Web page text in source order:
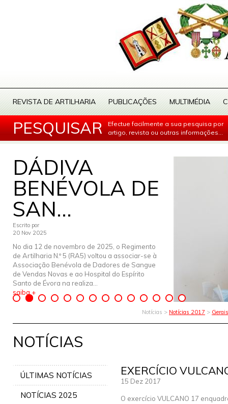
REVISTA DE ARTILHARIA PUBLICAÇÕES MULTIMÉDIA
PESQUISAR
Efectue facilmente a sua pesquisa por
artigo, revista ou outras informações...
DÁDIVA
BENÉVOLA DE
SAN...
Escrito por
20 Nov 2025
No dia 12 de novembro de 2025, o Regimento
de Artilharia N.º 5 (RA5) voltou a associar-se à
Associação Benévola de Dadores de Sangue
de Vendas Novas e ao Hospital do Espírito
Santo de Évora na realiza...
saiba +
Notícias > Notícias 2017 > Gerais
NOTÍCIAS
ÚLTIMAS NOTÍCIAS
NOTÍCIAS 2025
EXERCÍCIO
15 Dez 2017
O exercício VULCANO 17